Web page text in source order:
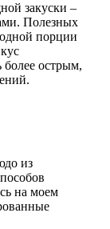
закуски –
Полезных
порции
острым,
из
на моем